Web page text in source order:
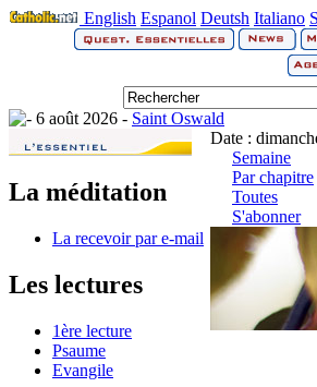
English Espanol Deutsh Italiano
6 août 2026 - Saint Oswald
La méditation
La recevoir par e-mail
Les lectures
1ère lecture
Psaume
Evangile
Date :
Semaine
Par chapitre
Toutes
S'abonner